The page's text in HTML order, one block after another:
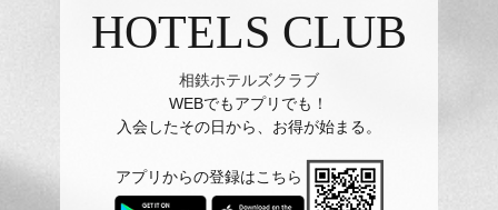
HOTELS CLUB
相鉄ホテルズクラブ
WEBでもアプリでも！
入会したその日から、お得が始まる。
アプリからの登録はこちら